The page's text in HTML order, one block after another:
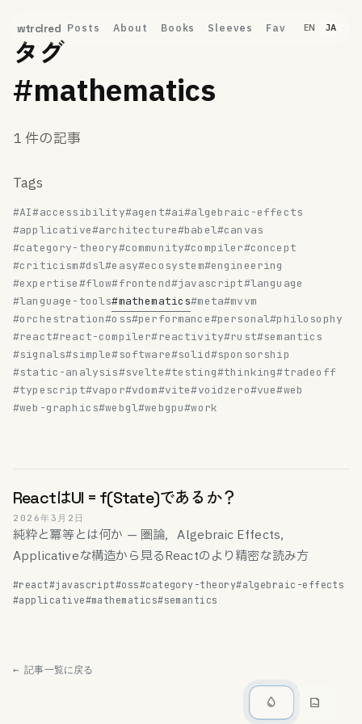
wtrclred Posts About Books Sleeves Fav EN JA
タグ
#mathematics
1 件の記事
Tags
#AI#accessibility#agent#ai#algebraic-effects
#applicative#architecture#babel#canvas
#category-theory#community#compiler#concept
#criticism#dsl#easy#ecosystem#engineering
#expertise#flow#frontend#javascript#language
#language-tools#mathematics#meta#mvvm
#orchestration#oss#performance#personal#philosophy
#react#react-compiler#reactivity#rust#semantics
#signals#simple#software#solid#sponsorship
#static-analysis#svelte#testing#thinking#tradeoff
#typescript#vapor#vdom#vite#voidzero#vue#web
#web-graphics#webgl#webgpu#work
ReactはUI = f(State)であるか？
2026年3月2日
純粋と冪等とは何か — 圏論，Algebraic Effects，
Applicativeな構造から見るReactのより精密な読み方
#react#javascript#oss#category-theory#algebraic-effects
#applicative#mathematics#semantics
← 記事一覧に戻る